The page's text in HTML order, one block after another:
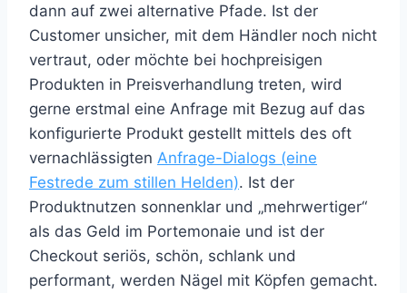
dann auf zwei alternative Pfade. Ist der
Customer unsicher, mit dem Händler noch nicht
vertraut, oder möchte bei hochpreisigen
Produkten in Preisverhandlung treten, wird
gerne erstmal eine Anfrage mit Bezug auf das
konfigurierte Produkt gestellt mittels des oft
vernachlässigten Anfrage-Dialogs (eine
Festrede zum stillen Helden). Ist der
Produktnutzen sonnenklar und „mehrwertiger“
als das Geld im Portemonaie und ist der
Checkout seriös, schön, schlank und
performant, werden Nägel mit Köpfen gemacht.